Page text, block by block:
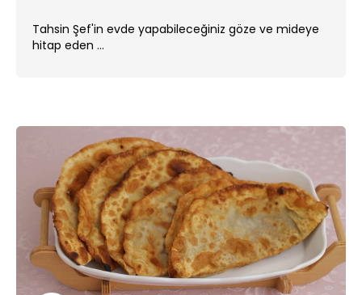
Tahsin Şef'in evde yapabileceğiniz göze ve mideye
hitap eden ...